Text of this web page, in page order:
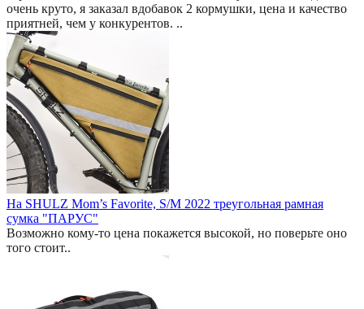
очень круто, я заказал вдобавок 2 кормушки, цена и качество
приятней, чем у конкурентов. ..
На SHULZ Mom’s Favorite, S/M 2022 треугольная рамная
сумка "ПАРУС"
Возможно кому-то цена покажется высокой, но поверьте оно
того стоит..